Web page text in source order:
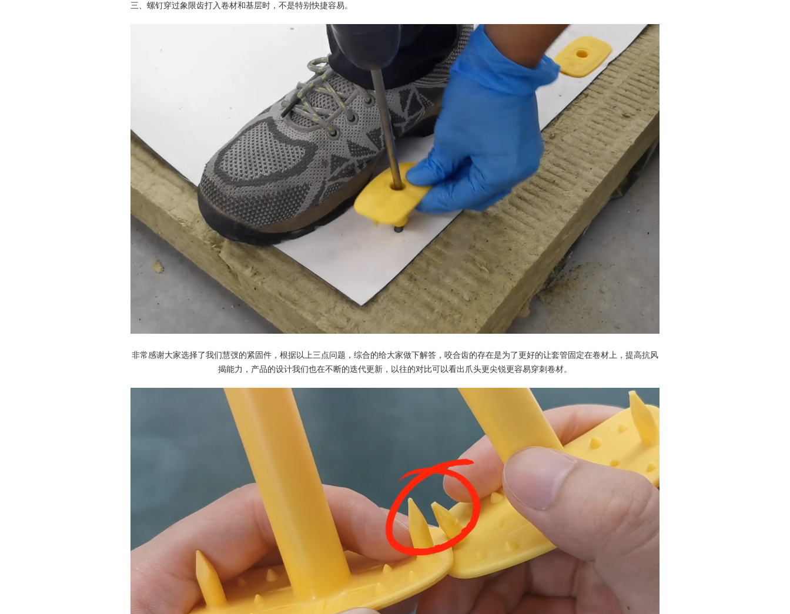
三、螺钉穿过象限齿打入卷材和基层时，不是特别快捷容易。
非常感谢大家选择了我们慧弢的紧固件，根据以上三点问题，综合的给大家做下解答，咬合齿的存在是为了更好的让套管固定在卷材上，提高抗风
揭能力，产品的设计我们也在不断的迭代更新，以往的对比可以看出爪头更尖锐更容易穿刺卷材。